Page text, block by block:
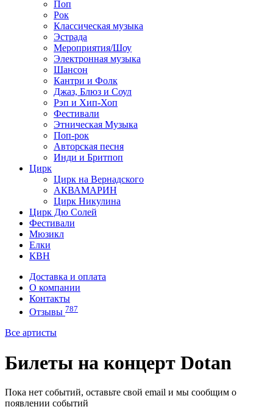
Поп
Рок
Классическая музыка
Эстрада
Мероприятия/Шоу
Электронная музыка
Шансон
Кантри и Фолк
Джаз, Блюз и Соул
Рэп и Хип-Хоп
Фестивали
Этническая Музыка
Поп-рок
Авторская песня
Инди и Бритпоп
Цирк
Цирк на Вернадского
АКВАМАРИН
Цирк Никулина
Цирк Дю Солей
Фестивали
Мюзикл
Елки
КВН
Доставка и оплата
О компании
Контакты
Отзывы 787
Все артисты
Билеты на концерт Dotan
Пока нет событий, оставьте свой email и мы сообщим о
появлении событий